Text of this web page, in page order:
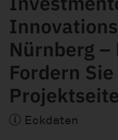
Nürnberg
Fordern
Eckdaten